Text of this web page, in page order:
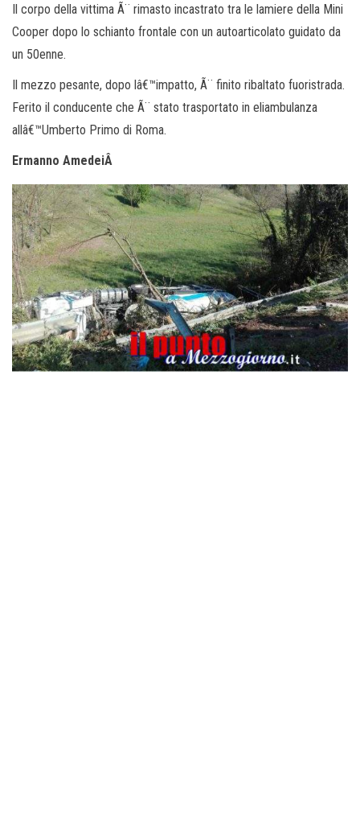
Il corpo della vittima Ã¨ rimasto incastrato tra le lamiere della Mini
Cooper dopo lo schianto frontale con un autoarticolato guidato da
un 50enne.
Il mezzo pesante, dopo lâ€™impatto, Ã¨ finito ribaltato fuoristrada.
Ferito il conducente che Ã¨ stato trasportato in eliambulanza
allâ€™Umberto Primo di Roma.
Ermanno AmedeiÂ